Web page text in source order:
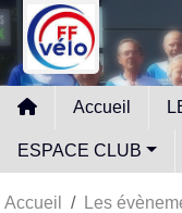
Accueil
ESPACE CLUB
Accueil Les
Panneau de gestion